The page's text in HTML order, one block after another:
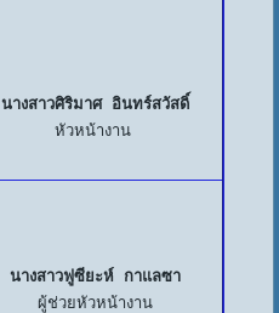
นางสาวศิริมาศ อินทร์สวัสดิ์
หัวหน้างาน
นางสาวฟูซียะห์ กาแลซา
ผู้ช่วยหัวหน้างาน